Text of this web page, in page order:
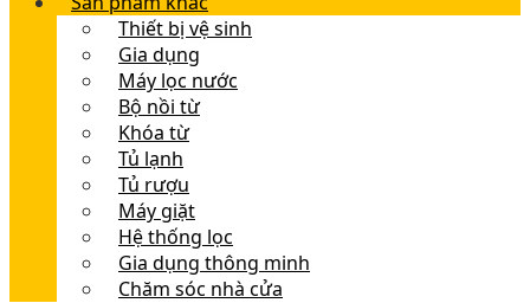
Thiết bị vệ sinh
Gia dụng
Máy lọc nước
Bộ nồi từ
Khóa từ
Tủ lạnh
Tủ rượu
Máy giặt
Hệ thống lọc
Gia dụng thông minh
Chăm sóc nhà cửa